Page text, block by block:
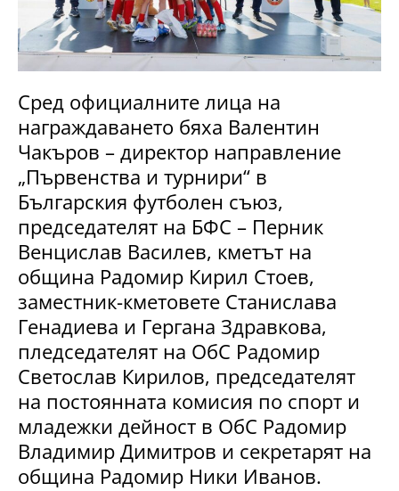
Сред официалните лица на
награждаването бяха Валентин
Чакъров – директор направление
„Първенства и турнири“ в
Българския футболен съюз,
председателят на БФС – Перник
Венцислав Василев, кметът на
община Радомир Кирил Стоев,
заместник-кметовете Станислава
Генадиева и Гергана Здравкова,
пледседателят на ОбС Радомир
Светослав Кирилов, председателят
на постоянната комисия по спорт и
младежки дейност в ОбС Радомир
Владимир Димитров и секретарят на
община Радомир Ники Иванов.